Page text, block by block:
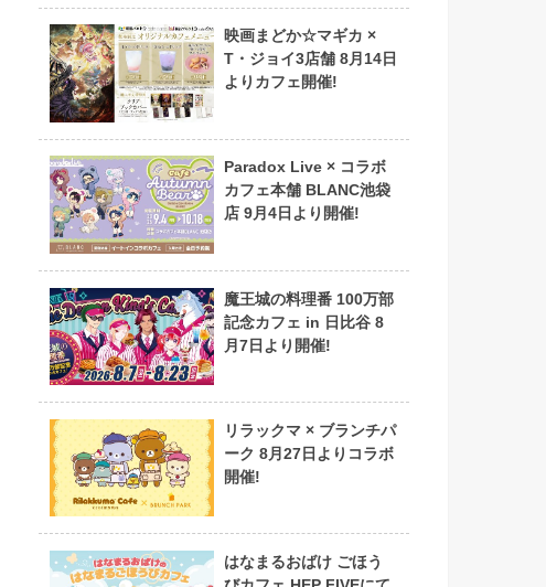
映画まどか☆マギカ ×
T・ジョイ3店舗 8月14日
よりカフェ開催!
Paradox Live × コラボ
カフェ本舗 BLANC池袋
店 9月4日より開催!
魔王城の料理番 100万部
記念カフェ in 日比谷 8
月7日より開催!
リラックマ × ブランチパ
ーク 8月27日よりコラボ
開催!
はなまるおばけ ごほう